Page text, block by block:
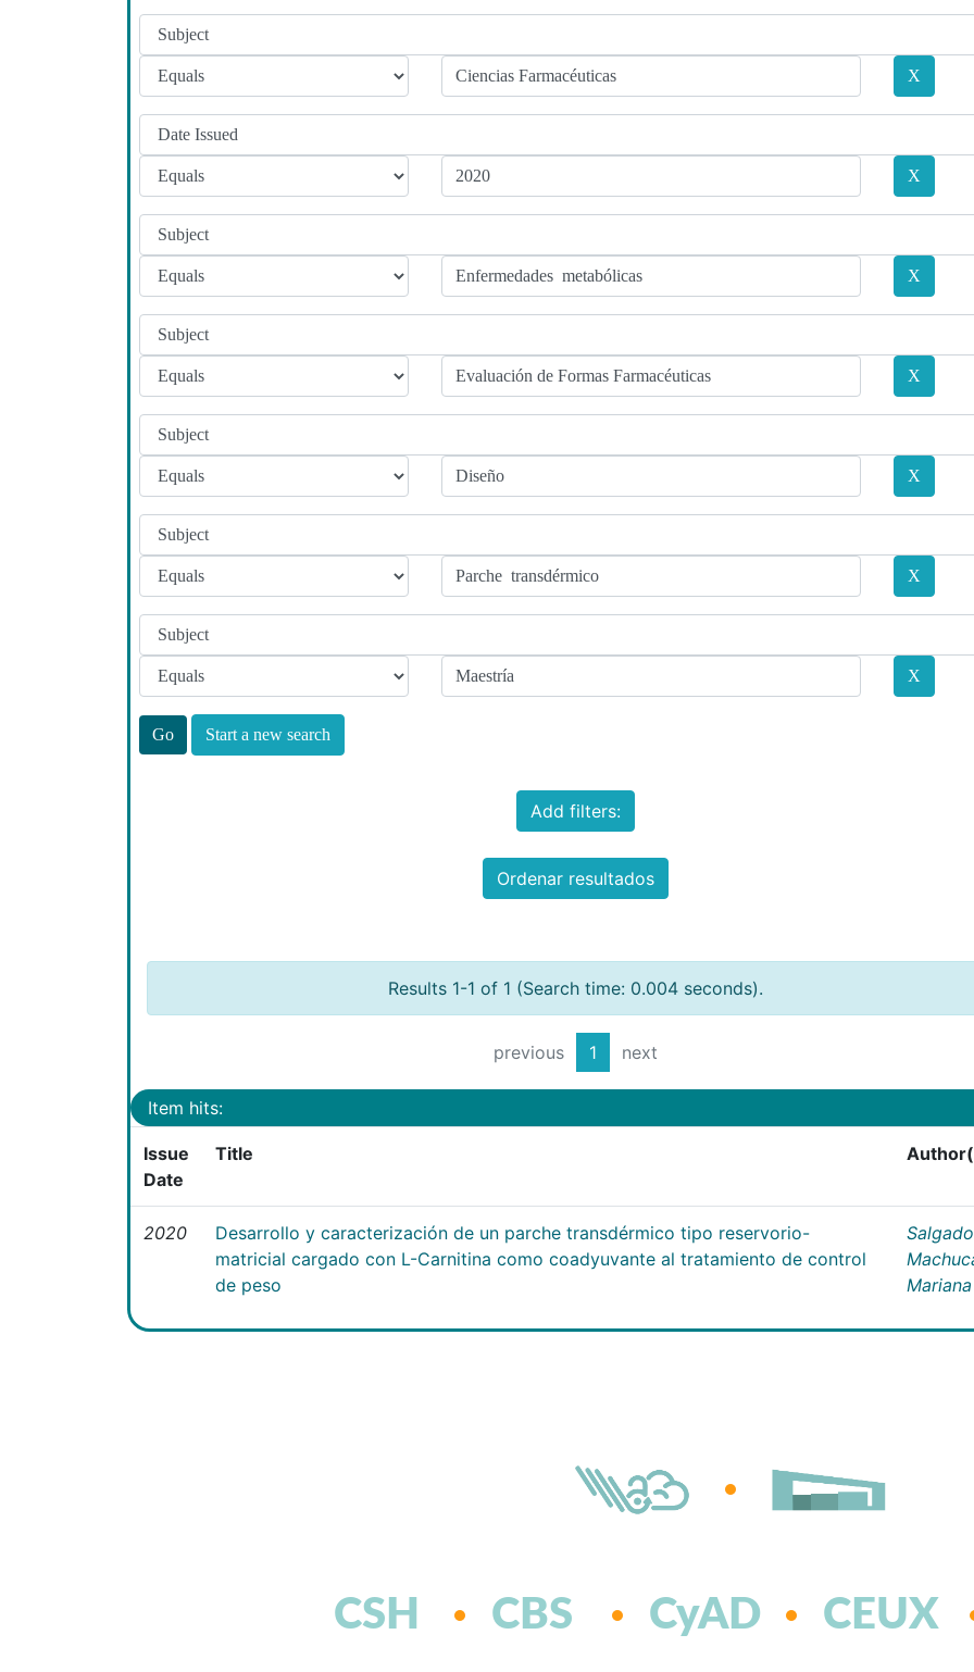
Start a new search
Add filters:
Ordenar resultados
Results 1-1 of 1 (Search time: 0.004 seconds).
previous 1 next
Item hits:
Issue
Date
Title
2020
Desarrollo y caracterización de un parche transdérmico tipo reservorio-
matricial cargado con L-Carnitina como coadyuvante al tratamiento de control
de peso
Salgado
Mariana
CSH CBS CyAD CEUX